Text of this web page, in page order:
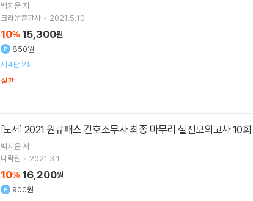
백지운저
크라운출판사
2021.5.10.
10% 15,300원
850원
제4판 2쇄
절판
[도서] 2021 원큐패스 간호조무사 최종 마무리 실전모의고사 10회
백지운저
다락원
2021.3.1.
10% 16,200원
900원